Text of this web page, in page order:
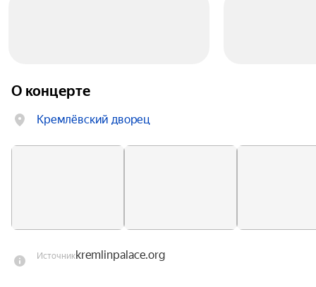
О концерте
Кремлёвский дворец
Источникkremlinpalace.org